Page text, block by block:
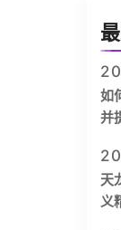
如
并
天
义